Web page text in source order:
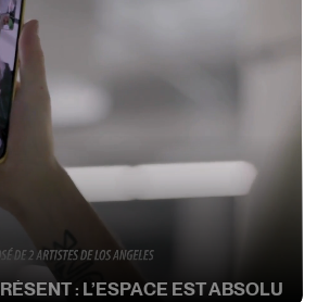
: L’ESPACE EST ABSOLU